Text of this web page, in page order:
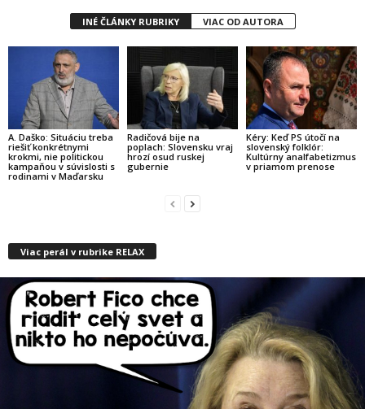
INÉ ČLÁNKY RUBRIKY VIAC OD AUTORA
A. Daško: Situáciu treba
riešiť konkrétnymi
krokmi, nie politickou
kampaňou v súvislosti s
rodinami v Maďarsku
Radičová bije na
poplach: Slovensku vraj
hrozí osud ruskej
gubernie
Kéry: Keď PS útočí na
slovenský folklór:
Kultúrny analfabetizmus
v priamom prenose
Viac perál v rubrike RELAX